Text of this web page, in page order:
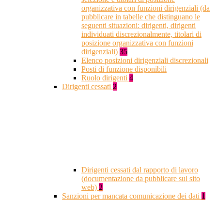
organizzativa con funzioni dirigenziali (da
pubblicare in tabelle che distinguano le
seguenti situazioni: dirigenti, dirigenti
individuati discrezionalmente, titolari di
posizione organizzativa con funzioni
dirigenziali) 35
Elenco posizioni dirigenziali discrezionali
Posti di funzione disponibili
Ruolo dirigenti 4
Dirigenti cessati 2
Dirigenti cessati dal rapporto di lavoro
(documentazione da pubblicare sul sito
web) 2
Sanzioni per mancata comunicazione dei dati 1